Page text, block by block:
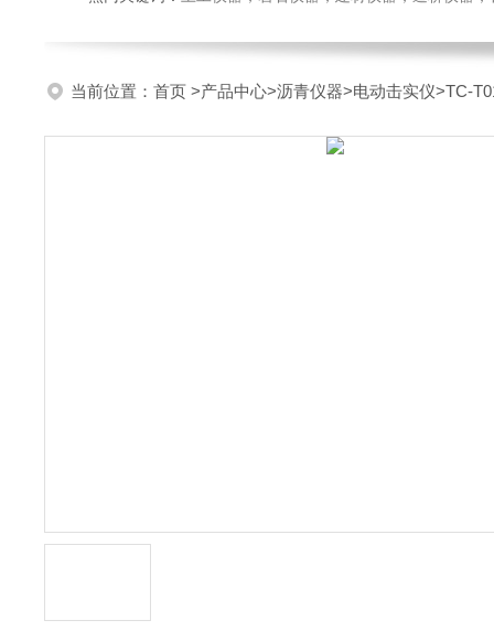
当前位置： 首页 >产品中心>沥青仪器>电动击实仪>TC-